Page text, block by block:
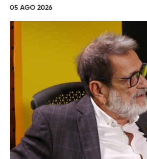
05 AGO 2026